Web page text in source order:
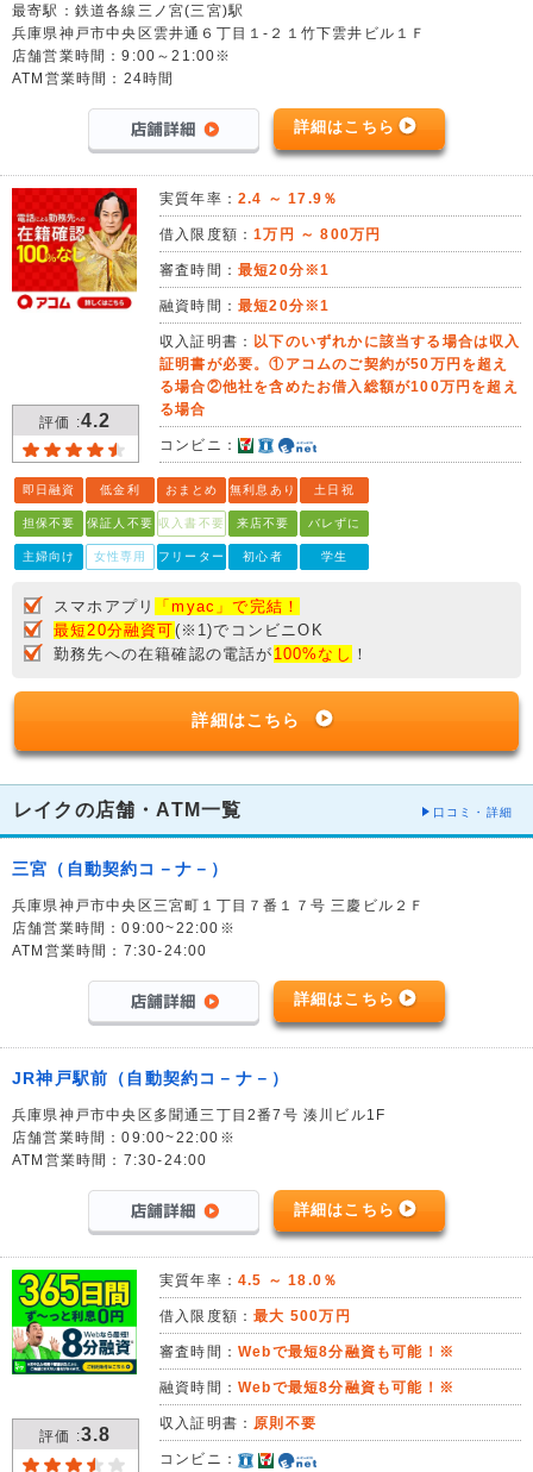
最寄駅：鉄道各線三ノ宮(三宮)駅
兵庫県神戸市中央区雲井通６丁目１-２１竹下雲井ビル１Ｆ
店舗営業時間：9:00～21:00※
ATM営業時間：24時間
詳細はこちら
評価 :4.2
実質年率： 2.4 ～ 17.9％
借入限度額：1万円 ～ 800万円
審査時間： 最短20分※1
融資時間： 最短20分※1
収入証明書： 以下のいずれかに該当する場合は収入
証明書が必要。①アコムのご契約が50万円を超え
る場合②他社を含めたお借入総額が100万円を超え
る場合
コンビニ：
即日融資 低金利 おまとめ 無利息あり 土日祝
担保不要 保証人不要 収入書不要 来店不要 バレずに
主婦向け 女性専用 フリーター 初心者 学生
スマホアプリ
「myac」で完結！
最短20分融資可(※1)でコンビニOK
勤務先への在籍確認の電話が 100%なし ！
詳細はこちら
レイクの店舗・ATM一覧 口コミ・詳細
三宮（自動契約コ－ナ－）
兵庫県神戸市中央区三宮町１丁目７番１７号 三慶ビル２Ｆ
店舗営業時間：09:00~22:00※
ATM営業時間：7:30-24:00
詳細はこちら
JR神戸駅前（自動契約コ－ナ－）
兵庫県神戸市中央区多聞通三丁目2番7号 湊川ビル1F
店舗営業時間：09:00~22:00※
ATM営業時間：7:30-24:00
詳細はこちら
評価 :3.8
実質年率： 4.5 ～ 18.0％
借入限度額：最大 500万円
審査時間： Webで最短8分融資も可能！※
融資時間： Webで最短8分融資も可能！※
収入証明書： 原則不要
コンビニ：